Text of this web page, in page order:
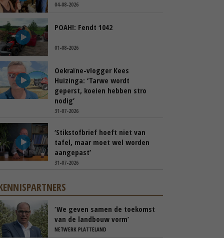
04-08-2026
POAH!: Fendt 1042
01-08-2026
Oekraïne-vlogger Kees
Huizinga: ‘Tarwe wordt
geperst, koeien hebben stro
nodig’
31-07-2026
‘Stikstofbrief hoeft niet van
tafel, maar moet wel worden
aangepast’
31-07-2026
‘We geven samen de toekomst
van de landbouw vorm’
NETWERK PLATTELAND